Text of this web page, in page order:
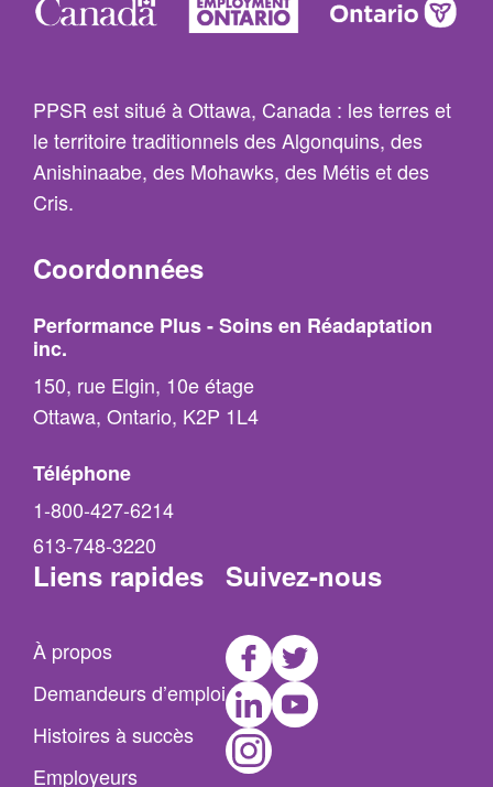
PPSR est situé à Ottawa, Canada : les terres et
le territoire traditionnels des Algonquins, des
Anishinaabe, des Mohawks, des Métis et des
Cris.
Coordonnées
Performance Plus - Soins en Réadaptation
inc.
150, rue Elgin, 10e étage
Ottawa, Ontario, K2P 1L4
Téléphone
1-800-427-6214
613-748-3220
Liens rapides
À propos
Demandeurs d’emploi
Histoires à succès
Employeurs
Suivez-nous
Facebook
Twitter
LinkedIn
Youtube
Instagram